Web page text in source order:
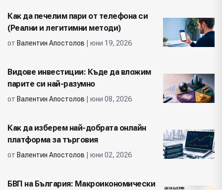
Как да печелим пари от телефона си
(Реални и легитимни методи)
от Валентин Апостолов | юни 19, 2026
Видове инвестиции: Къде да вложим
парите си най-разумно
от Валентин Апостолов | юни 08, 2026
Как да изберем най-добрата онлайн
платформа за търговия
от Валентин Апостолов | юни 02, 2026
БВП на България: Макроикономически